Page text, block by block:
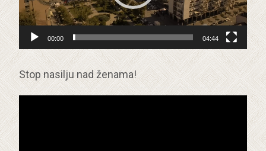
00:00 04:44
Stop nasilju nad ženama!
Прегледач
записа